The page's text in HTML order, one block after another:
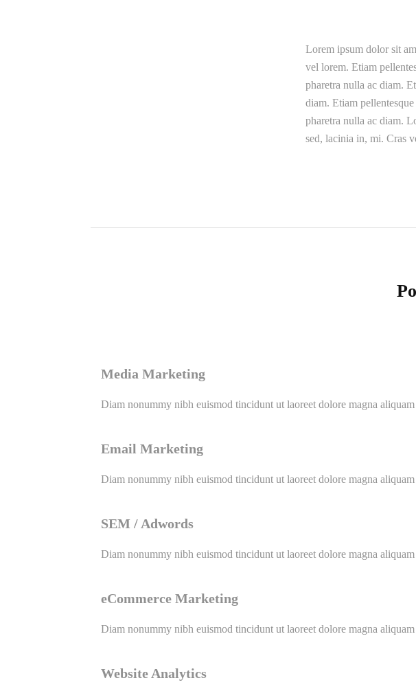
Lorem ipsum dolor sit
vel lorem. Etiam
pharetra nulla ac diam.
diam. Etiam
pharetra nulla ac diam.
sed, lacinia in, mi. Cras
Media Marketing
Diam nonummy nibh euismod tincidunt ut laoreet dolore magna aliquam
Email Marketing
Diam nonummy nibh euismod tincidunt ut laoreet dolore magna aliquam
SEM / Adwords
Diam nonummy nibh euismod tincidunt ut laoreet dolore magna aliquam
eCommerce Marketing
Diam nonummy nibh euismod tincidunt ut laoreet dolore magna aliquam
Website Analytics